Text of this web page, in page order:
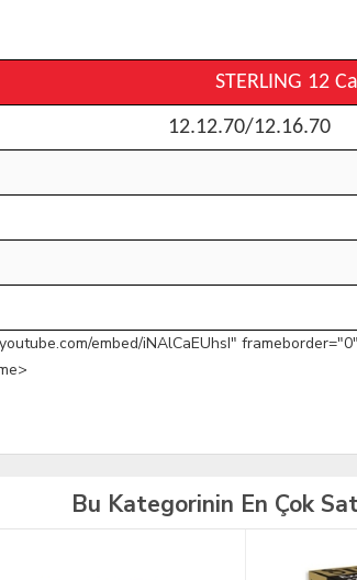
STERLING 12
12.12.70/12.16.70
embed/iNAlCaEUhsI"
Bu Kategorinin En Çok